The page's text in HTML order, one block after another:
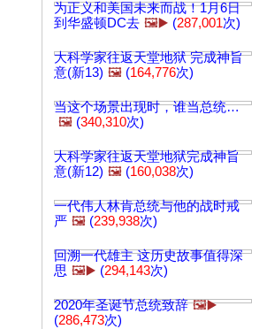
为正义和美国未来而战！1月6日
到华盛顿DC去 🖼️▶️ (287,001次)
大科学家往返天堂地狱 完成神旨
意(新13) 🖼️ (164,776次)
当这个场景出现时，谁当总统…
🖼️ (340,310次)
大科学家往返天堂地狱完成神旨
意(新12) 🖼️ (160,038次)
一代伟人林肯总统与他的战时戒
严 🖼️ (239,938次)
回溯一代雄主 这历史故事值得深
思 🖼️▶️ (294,143次)
2020年圣诞节总统致辞 🖼️▶️
(286,473次)